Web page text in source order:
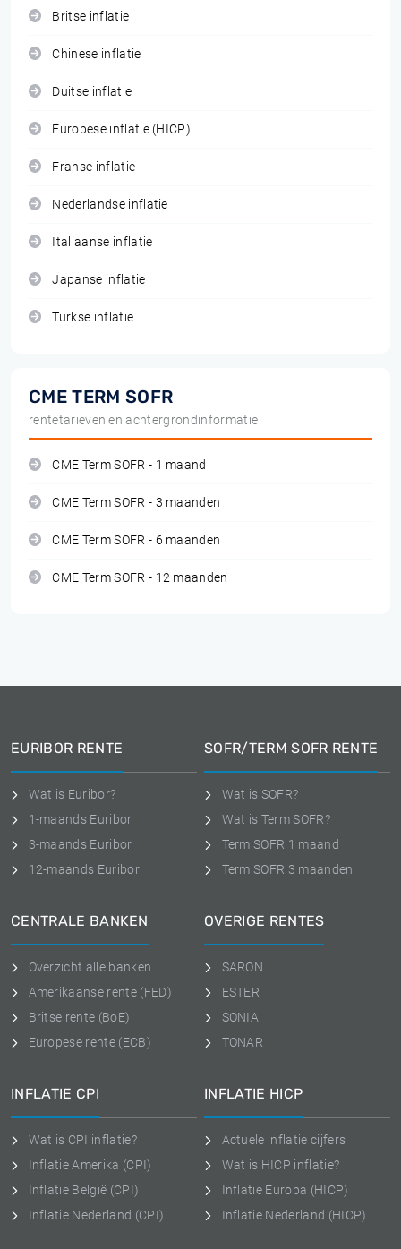
Britse inflatie
Chinese inflatie
Duitse inflatie
Europese inflatie (HICP)
Franse inflatie
Nederlandse inflatie
Italiaanse inflatie
Japanse inflatie
Turkse inflatie
CME TERM SOFR
rentetarieven en achtergrondinformatie
CME Term SOFR - 1 maand
CME Term SOFR - 3 maanden
CME Term SOFR - 6 maanden
CME Term SOFR - 12 maanden
EURIBOR RENTE
Wat is Euribor?
1-maands Euribor
3-maands Euribor
12-maands Euribor
SOFR/TERM SOFR RENTE
Wat is SOFR?
Wat is Term SOFR?
Term SOFR 1 maand
Term SOFR 3 maanden
CENTRALE BANKEN
Overzicht alle banken
Amerikaanse rente (FED)
Britse rente (BoE)
Europese rente (ECB)
OVERIGE RENTES
SARON
ESTER
SONIA
TONAR
INFLATIE CPI
Wat is CPI inflatie?
Inflatie Amerika (CPI)
Inflatie België (CPI)
Inflatie Nederland (CPI)
INFLATIE HICP
Actuele inflatie cijfers
Wat is HICP inflatie?
Inflatie Europa (HICP)
Inflatie Nederland (HICP)